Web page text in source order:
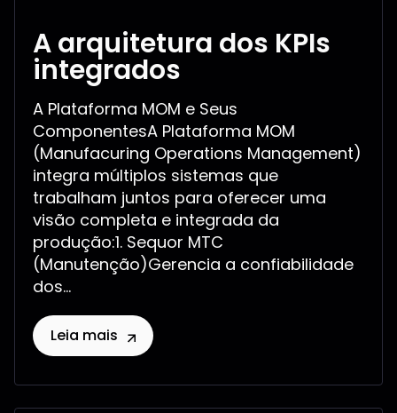
A arquitetura dos KPIs
integrados
A Plataforma MOM e Seus
ComponentesA Plataforma MOM
(Manufacuring Operations Management)
integra múltiplos sistemas que
trabalham juntos para oferecer uma
visão completa e integrada da
produção:1. Sequor MTC
(Manutenção)Gerencia a confiabilidade
dos...
Leia mais